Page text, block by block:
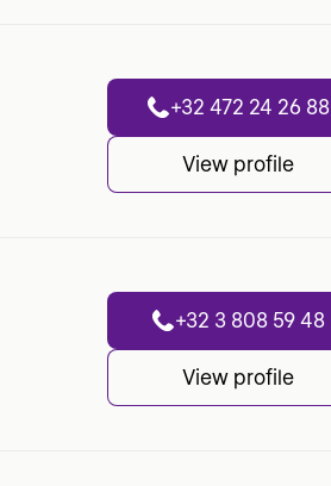
+32 472 24 26 88
View profile
+32 3 808 59 48
View profile